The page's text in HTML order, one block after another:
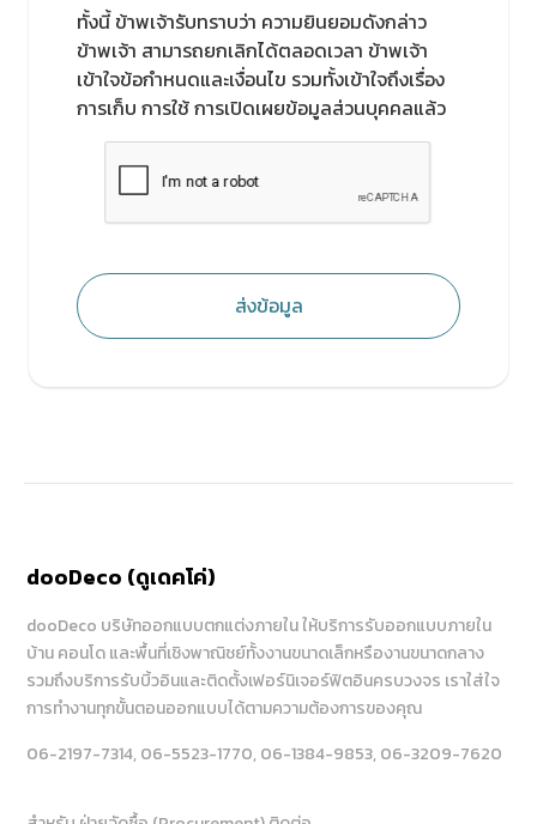
ทั้งนี้ ข้าพเจ้ารับทราบว่า ความยินยอมดังกล่าว
ข้าพเจ้า สามารถยกเลิกได้ตลอดเวลา ข้าพเจ้า
เข้าใจข้อกำหนดและเงื่อนไข รวมทั้งเข้าใจถึงเรื่อง
การเก็บ การใช้ การเปิดเผยข้อมูลส่วนบุคคลแล้ว
ส่งข้อมูล
dooDeco (ดูเดคโค่)
dooDeco บริษัทออกแบบตกแต่งภายใน ให้บริการรับออกแบบภายใน
บ้าน คอนโด และพื้นที่เชิงพาณิชย์ทั้งงานขนาดเล็กหรืองานขนาดกลาง
รวมถึงบริการรับบิ้วอินและติดตั้งเฟอร์นิเจอร์ฟิตอินครบวงจร เราใส่ใจ
การทำงานทุกขั้นตอนออกแบบได้ตามความต้องการของคุณ
06-2197-7314, 06-5523-1770, 06-1384-9853, 06-3209-7620